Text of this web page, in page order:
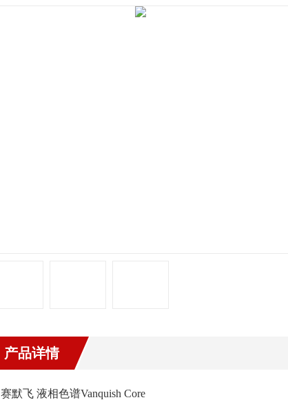
产品详情
赛默飞 液相色谱Vanquish Core